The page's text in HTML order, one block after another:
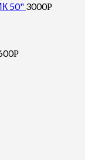
50" 3000Р
Р